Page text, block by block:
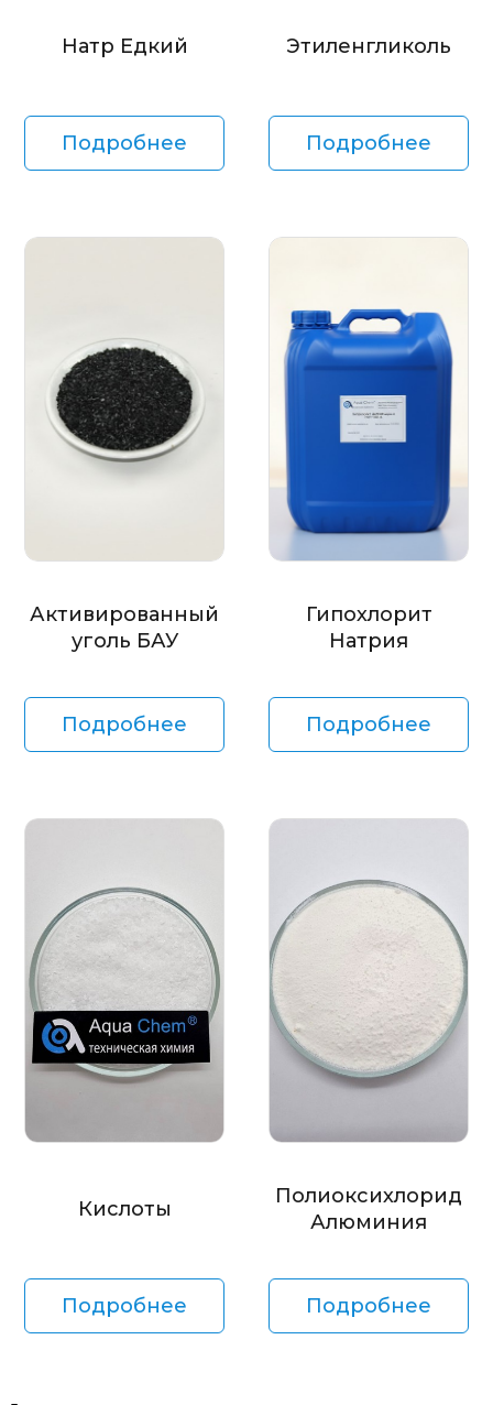
Натр Едкий
Подробнее
Этиленгликоль
Подробнее
Активированный
уголь БАУ
Подробнее
Гипохлорит
Натрия
Подробнее
Кислоты
Подробнее
Полиоксихлорид
Алюминия
Подробнее